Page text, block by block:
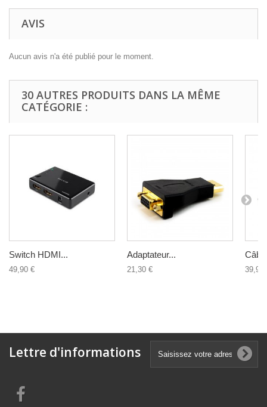
AVIS
Aucun avis n'a été publié pour le moment.
30 AUTRES PRODUITS DANS LA MÊME
CATÉGORIE :
Switch HDMI...
49,90 €
Adaptateur...
21,30 € 39,90
Lettre d'informations